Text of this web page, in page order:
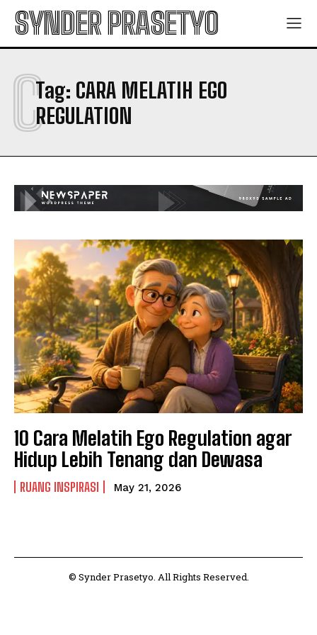
SYNDER PRASETYO
Tag: CARA MELATIH EGO
REGULATION
C
10 Cara Melatih Ego Regulation agar
Hidup Lebih Tenang dan Dewasa
RUANG INSPIRASI May 21, 2026
© Synder Prasetyo. All Rights Reserved.